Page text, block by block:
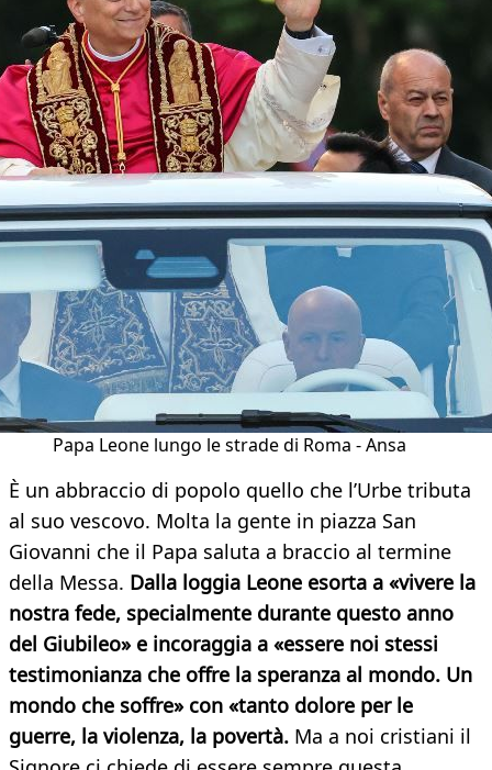
Papa Leone lungo le strade di Roma - Ansa
È un abbraccio di popolo quello che l’Urbe tributa
al suo vescovo. Molta la gente in piazza San
Giovanni che il Papa saluta a braccio al termine
della Messa. Dalla loggia Leone esorta a «vivere la
nostra fede, specialmente durante questo anno
del Giubileo» e incoraggia a «essere noi stessi
testimonianza che offre la speranza al mondo. Un
mondo che soffre» con «tanto dolore per le
guerre, la violenza, la povertà. Ma a noi cristiani il